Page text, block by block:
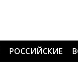
РОССИЙСКИЕ